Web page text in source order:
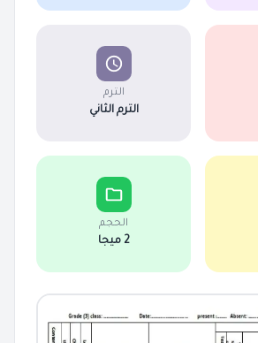
الترم
الترم الثاني
الحجم
2 ميجا